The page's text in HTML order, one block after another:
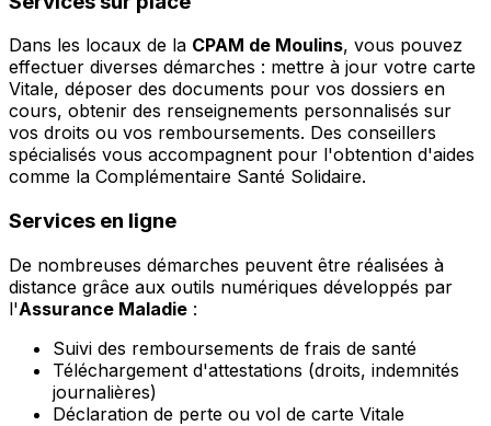
Dans les locaux de la CPAM de Moulins, vous pouvez
effectuer diverses démarches : mettre à jour votre carte
Vitale, déposer des documents pour vos dossiers en
cours, obtenir des renseignements personnalisés sur
vos droits ou vos remboursements. Des conseillers
spécialisés vous accompagnent pour l'obtention d'aides
comme la Complémentaire Santé Solidaire.
Services en ligne
De nombreuses démarches peuvent être réalisées à
distance grâce aux outils numériques développés par
l'Assurance Maladie :
Suivi des remboursements de frais de santé
Téléchargement d'attestations (droits, indemnités
journalières)
Déclaration de perte ou vol de carte Vitale